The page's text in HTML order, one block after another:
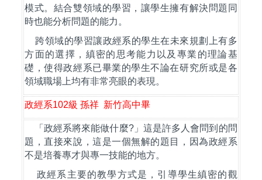
模式。結合雙領域的學習，讓學生擁有解決問題同
時也能分析問題的能力。
跨領域的學習讓政經系的學生在未來規劃上有多
方面的選擇，縝密的思考能力以及專業的理論基
礎，使得政經系已畢業的學生不論在研究所或是各
領域職場上均有非常亮眼的表現。
政經系102級 孫祥 新竹高中畢
「政經系將來能做什麼?」這是許多人會問到的問
題，直接來說，這是一個無解的題目，因為政經系
不是培養專才與專一技能的地方。
政經系主要的教學方式是，引導學生縝密的觀